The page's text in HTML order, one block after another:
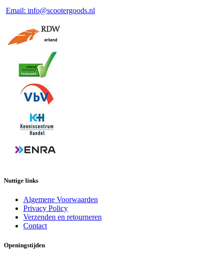
Email: info@scootergoods.nl
Nuttige links
Algemene Voorwaarden
Privacy Policy
Verzenden en retourneren
Contact
Openingstijden